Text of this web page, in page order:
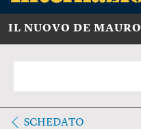
IL NUOVO DE MAURO
SCHEDATO